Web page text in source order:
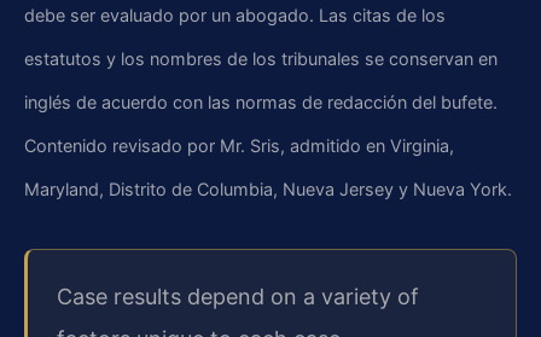
debe ser evaluado por un abogado. Las citas de los
estatutos y los nombres de los tribunales se conservan en
inglés de acuerdo con las normas de redacción del bufete.
Contenido revisado por Mr. Sris, admitido en Virginia,
Maryland, Distrito de Columbia, Nueva Jersey y Nueva York.
Case results depend on a variety of